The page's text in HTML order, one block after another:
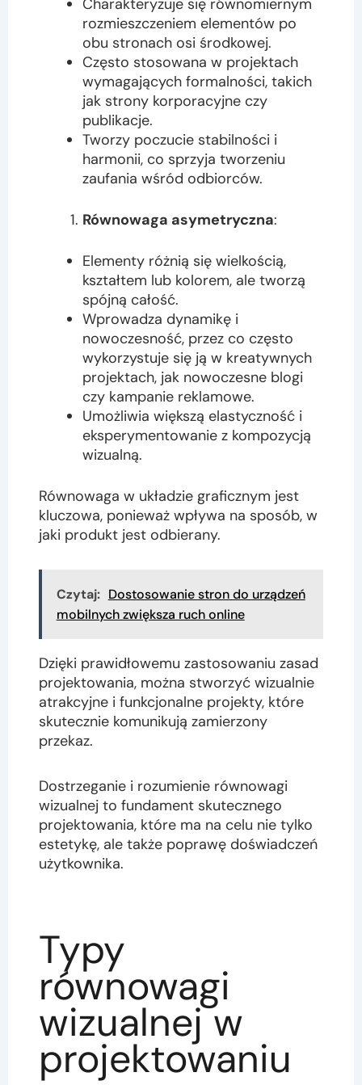
rozmieszczeniem elementów po
obu stronach osi środkowej.
Często stosowana w projektach
wymagających formalności, takich
jak strony korporacyjne czy
publikacje.
Tworzy poczucie stabilności i
harmonii, co sprzyja tworzeniu
zaufania wśród odbiorców.
Równowaga asymetryczna:
Elementy różnią się wielkością,
kształtem lub kolorem, ale tworzą
spójną całość.
Wprowadza dynamikę i
nowoczesność, przez co często
wykorzystuje się ją w kreatywnych
projektach, jak nowoczesne blogi
czy kampanie reklamowe.
Umożliwia większą elastyczność i
eksperymentowanie z kompozycją
wizualną.
Równowaga w układzie graficznym jest
kluczowa, ponieważ wpływa na sposób, w
jaki produkt jest odbierany.
Czytaj: Dostosowanie stron do urządzeń
mobilnych zwiększa ruch online
Dzięki prawidłowemu zastosowaniu zasad
projektowania, można stworzyć wizualnie
atrakcyjne i funkcjonalne projekty, które
skutecznie komunikują zamierzony
przekaz.
Dostrzeganie i rozumienie równowagi
wizualnej to fundament skutecznego
projektowania, które ma na celu nie tylko
estetykę, ale także poprawę doświadczeń
użytkownika.
Typy
równowagi
wizualnej w
projektowaniu